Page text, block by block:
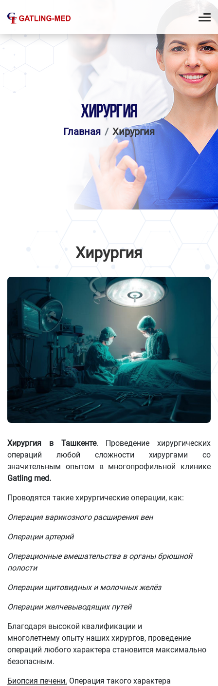
ХИРУРГИЯ
Главная Хирургия
Хирургия
Хирургия в Ташкенте. Проведение хирургических
операций любой сложности хирургами со
значительным опытом в многопрофильной клинике
Gatling med.
Проводятся такие хирургические операции, как:
Операция варикозного расширения вен
Операции артерий
Операционные вмешательства в органы брюшной
полости
Операции щитовидных и молочных желёз
Операции желчевыводящих путей
Благодаря высокой квалификации и
многолетнему опыту наших хирургов, проведение
операций любого характера становится максимально
безопасным.
Биопсия печени. Операция такого характера